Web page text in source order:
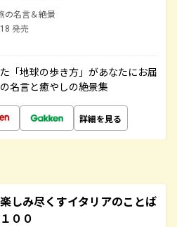
の名言＆絶景
発売
「地球の歩き方」があなたにお届
名言と癒やしの絶景集
詳細を見る
しみ尽くすイタリアのことば
００